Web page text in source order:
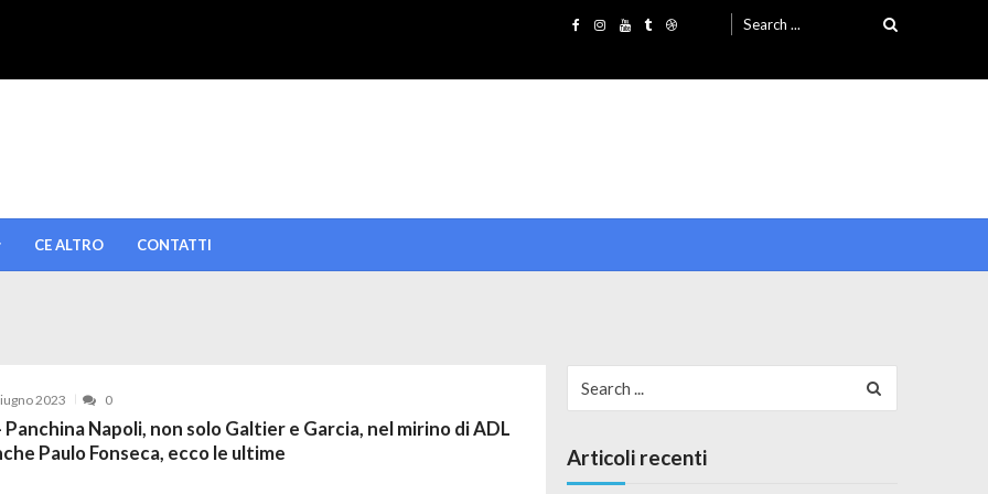
Search for:
CE ALTRO CONTATTI
2023 0
Panchina Napoli, non solo Galtier e Garcia, nel mirino di ADL
Paulo Fonseca, ecco le ultime
Articoli recenti